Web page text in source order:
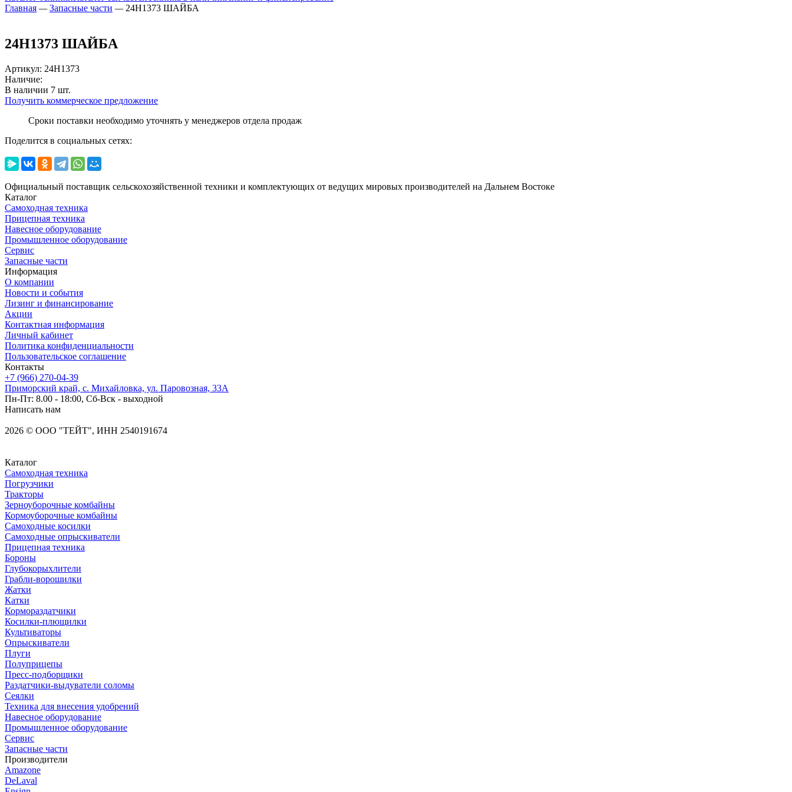
Главная — Запасные части — 24H1373 ШАЙБА
24H1373 ШАЙБА
Артикул: 24H1373
Наличие:
В наличии 7 шт.
Получить коммерческое предложение
Сроки поставки необходимо уточнять у менеджеров отдела продаж
Поделится в социальных сетях:
Официальный поставщик сельскохозяйственной техники и комплектующих от ведущих мировых производителей на Дальнем Востоке
Каталог
Самоходная техника
Прицепная техника
Навесное оборудование
Промышленное оборудование
Сервис
Запасные части
Информация
О компании
Новости и события
Лизинг и финансирование
Акции
Контактная информация
Личный кабинет
Политика конфиденциальности
Пользовательское соглашение
Контакты
+7 (966) 270-04-39
Приморский край, с. Михайловка, ул. Паровозная, 33А
Пн-Пт: 8.00 - 18:00, Сб-Вск - выходной
Написать нам
2026 © OOO "ТЕЙТ", ИНН 2540191674
Каталог
Самоходная техника
Погрузчики
Тракторы
Зерноуборочные комбайны
Кормоуборочные комбайны
Самоходные косилки
Самоходные опрыскиватели
Прицепная техника
Бороны
Глубокорыхлители
Грабли-ворошилки
Жатки
Катки
Кормораздатчики
Косилки-плющилки
Культиваторы
Опрыскиватели
Плуги
Полуприцепы
Пресс-подборщики
Раздатчики-выдуватели соломы
Сеялки
Техника для внесения удобрений
Навесное оборудование
Промышленное оборудование
Сервис
Запасные части
Производители
Amazone
DeLaval